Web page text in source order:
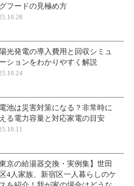
フードの見極め方
光発電の導入費用と回収シミュ
ションをわかりやすく解説
池は災害対策になる？非常時に
る電力容量と対応家電の目安
東京の給湯器交換・実例集】世田
4人家族、新宿区一人暮らしのケ